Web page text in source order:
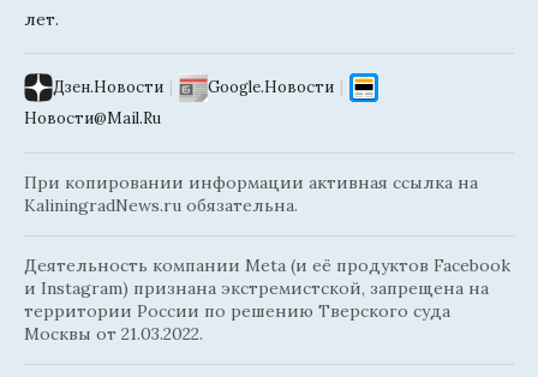
лет.
Дзен.Новости | Google.Новости |
Новости@Mail.Ru
При копировании информации активная ссылка на
KaliningradNews.ru обязательна.
Деятельность компании Meta (и её продуктов Facebook
и Instagram) признана экстремистской, запрещена на
территории России по решению Тверского суда
Москвы от 21.03.2022.